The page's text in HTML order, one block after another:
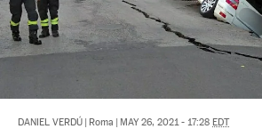
DANIEL VERDÚ Roma MAY 26, 2021 - 17:28 EDT